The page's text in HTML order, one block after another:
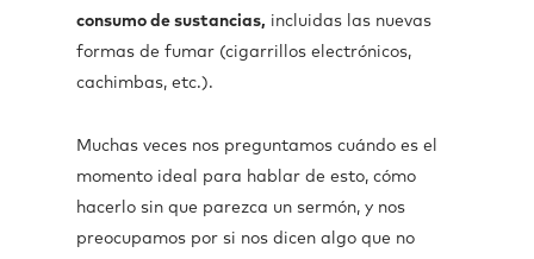
consumo de sustancias, incluidas las nuevas
formas de fumar (cigarrillos electrónicos,
cachimbas, etc.).
Muchas veces nos preguntamos cuándo es el
momento ideal para hablar de esto, cómo
hacerlo sin que parezca un sermón, y nos
preocupamos por si nos dicen algo que no